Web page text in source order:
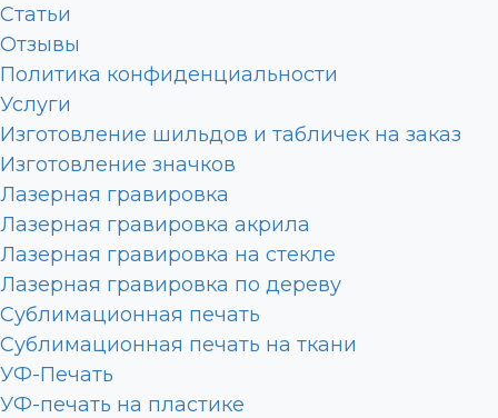
Статьи
Отзывы
Политика конфиденциальности
Услуги
Изготовление шильдов и табличек на заказ
Изготовление значков
Лазерная гравировка
Лазерная гравировка акрила
Лазерная гравировка на стекле
Лазерная гравировка по дереву
Сублимационная печать
Сублимационная печать на ткани
УФ-Печать
УФ-печать на пластике